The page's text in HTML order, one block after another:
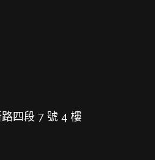
四段 7 號 4 樓